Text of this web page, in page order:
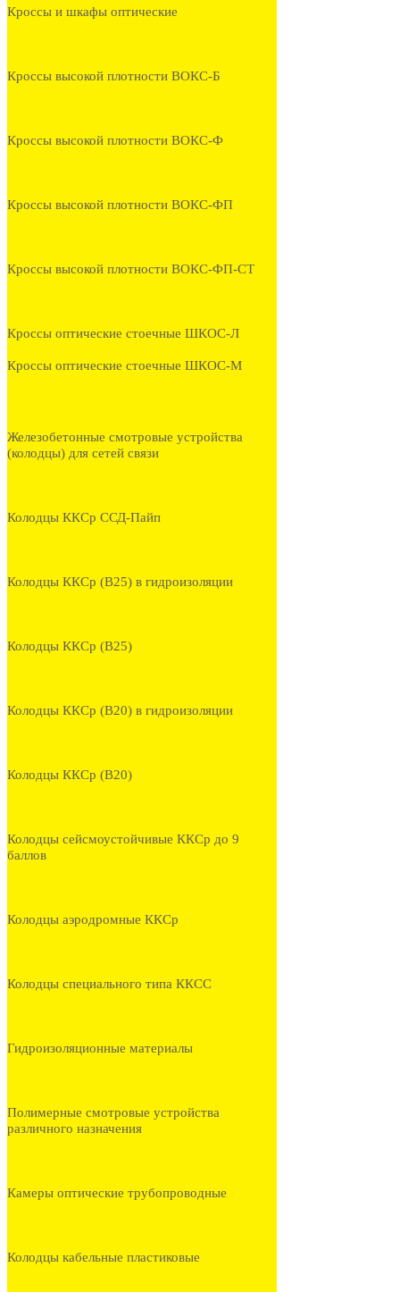
Кроссы и шкафы оптические
Кроссы высокой плотности ВОКС-Б
Кроссы высокой плотности ВОКС-Ф
Кроссы высокой плотности ВОКС-ФП
Кроссы высокой плотности ВОКС-ФП-СТ
Кроссы оптические стоечные ШКОС-Л
Кроссы оптические стоечные ШКОС-М
Железобетонные смотровые устройства
(колодцы) для сетей связи
Колодцы ККСр ССД-Пайп
Колодцы ККСр (В25) в гидроизоляции
Колодцы ККСр (В25)
Колодцы ККСр (В20) в гидроизоляции
Колодцы ККСр (В20)
Колодцы сейсмоустойчивые ККСр до 9
баллов
Колодцы аэродромные ККСр
Колодцы специального типа ККСС
Гидроизоляционные материалы
Полимерные смотровые устройства
различного назначения
Камеры оптические трубопроводные
Колодцы кабельные пластиковые